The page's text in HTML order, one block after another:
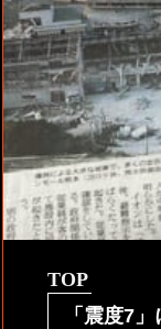
TOP
「震度7